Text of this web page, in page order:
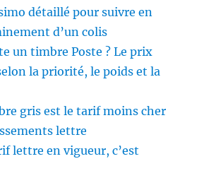
détaillé pour suivre en
d’un colis
un timbre Poste ? Le prix
la priorité, le poids et la
gris est le tarif moins cher
lettre
lettre en vigueur, c’est